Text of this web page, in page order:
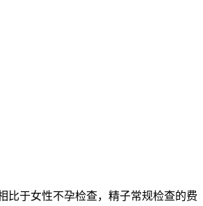
于女性不孕检查，精子常规检查的费